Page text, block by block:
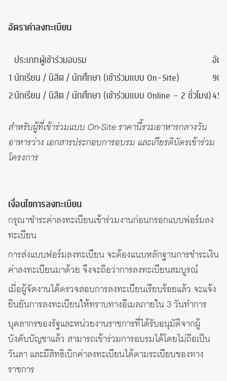
อัตราค่าลงทะเบียน
ประเภทผู้เข้าร่วมอบรม
อัต
1 นักเรียน / นิสิต / นักศึกษา (เข้าร่วมแบบ On-Site)
2นักเรียน / นิสิต / นักศึกษา (เข้าร่วมแบบ Online – 2 ชั่วโมง)
สำหรับผู้ที่เข้าร่วมแบบ On-Site ราคานี้รวมอาหารกลางวัน
อาหารว่าง เอกสารประกอบการอบรม และเกียรติบัตรเข้าร่วม
โครงการ
เงื่อนไขการลงทะเบียน
กรุณาชำระค่าลงทะเบียนเข้าร่วมงานก่อนกรอกแบบฟอร์มลง
ทะเบียน
การส่งแบบฟอร์มลงทะเบียน จะต้องแนบหลักฐานการชำระเงิน
ค่าลงทะเบียนมาด้วย จึงจะถือว่าการลงทะเบียนสมบูรณ์
เมื่อผู้จัดงานได้ตรวจสอบการลงทะเบียนเรียบร้อยแล้ว จะแจ้ง
ยืนยันการลงทะเบียนให้ทราบทางอีเมลภายใน 3 วันทำการ
บุคลากรของรัฐและหน่วยงานราชการที่ได้รับอนุมัติจากผู้
บังคับบัญชาแล้ว สามารถเข้าร่วมการอบรมได้โดยไม่ถือเป็น
วันลา และมีสิทธิเบิกค่าลงทะเบียนได้ตามระเบียบของทาง
ราชการ